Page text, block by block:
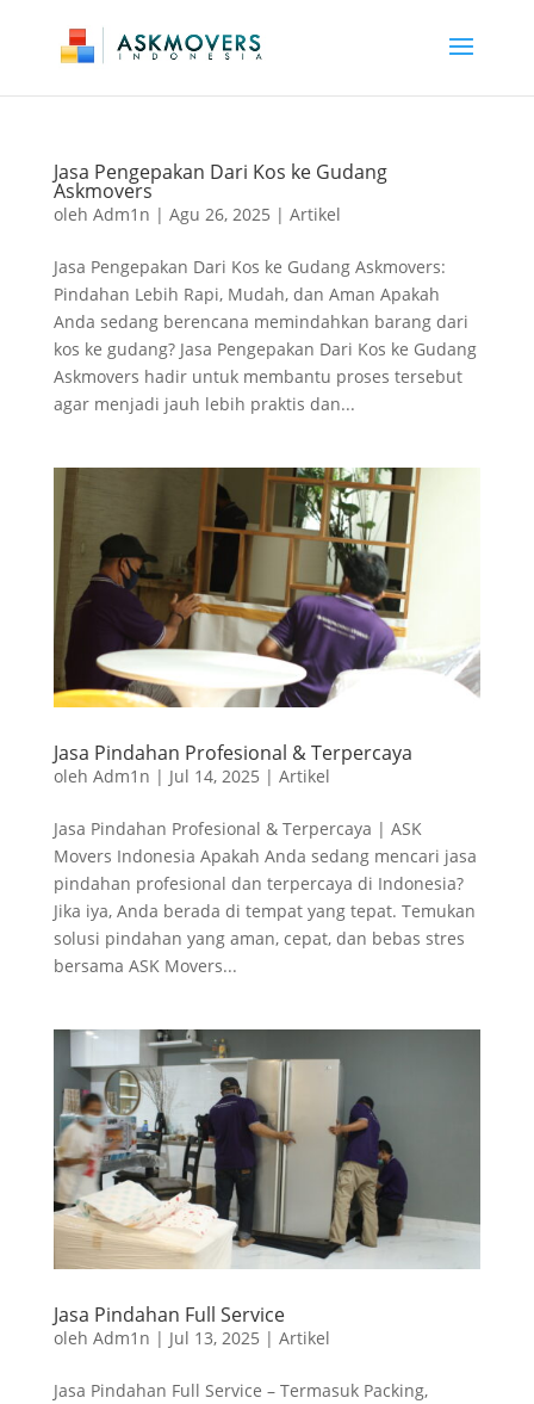
Jasa Pengepakan Dari Kos ke Gudang
Askmovers
oleh Adm1n | Agu 26, 2025 | Artikel
Jasa Pengepakan Dari Kos ke Gudang Askmovers:
Pindahan Lebih Rapi, Mudah, dan Aman Apakah
Anda sedang berencana memindahkan barang dari
kos ke gudang? Jasa Pengepakan Dari Kos ke Gudang
Askmovers hadir untuk membantu proses tersebut
agar menjadi jauh lebih praktis dan...
Jasa Pindahan Profesional & Terpercaya
oleh Adm1n | Jul 14, 2025 | Artikel
Jasa Pindahan Profesional & Terpercaya | ASK
Movers Indonesia Apakah Anda sedang mencari jasa
pindahan profesional dan terpercaya di Indonesia?
Jika iya, Anda berada di tempat yang tepat. Temukan
solusi pindahan yang aman, cepat, dan bebas stres
bersama ASK Movers...
Jasa Pindahan Full Service
oleh Adm1n | Jul 13, 2025 | Artikel
Jasa Pindahan Full Service – Termasuk Packing,